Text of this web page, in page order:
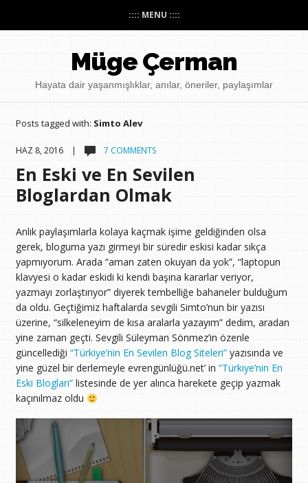
:::: MENU ::::
Müge Çerman
Hayata dair yaşanmışlıklar, anılar, öneriler, paylaşımlar
Posts tagged with: Simto Alev
HAZ 8, 2016 | 7 COMMENTS
En Eski ve En Sevilen
Bloglardan Olmak
Anlık paylaşımlarla kolaya kaçmak işime geldiğinden olsa
gerek, bloguma yazı girmeyi bir süredir eskisi kadar sıkça
yapmıyorum. Arada “aman zaten okuyan da yok”, “laptopun
klavyesi o kadar eskidi ki kendi başına kararlar veriyor,
yazmayı zorlaştırıyor” diyerek tembelliğe bahaneler bulduğum
da oldu. Geçtiğimiz haftalarda sevgili Simto’nun bir yazısı
üzerine, “silkeleneyim de kısa aralarla yazayım” dedim, aradan
yine zaman geçti. Sevgili Süleyman Sönmez’in özenle
güncellediği “Türkiye’nin En Sevilen Blog Siteleri”yazısında ve
yine güzel bir derlemeyle evrengünlüğü.net’ in “Türkiye’nin En
Eski Blogları”listesinde de yer alınca harekete geçip yazmak
kaçınılmaz oldu